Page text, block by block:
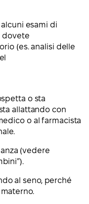
esami di
dovete
(es. analisi delle
o sta
allattando con
o al farmacista
(vedere
al seno, perché